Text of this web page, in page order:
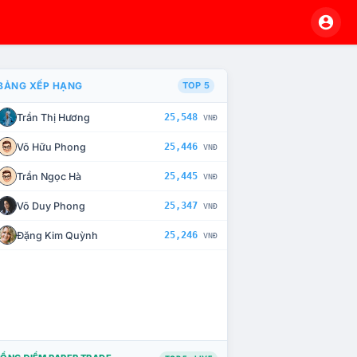
CHẾ TÀI XỬ LÝ VI PHẠM
XẾP HẠNG TOP 5
Trần Thị Hương 25,548 VNĐ
Võ Hữu Phong 25,446 VNĐ
Trần Ngọc Hà 25,445 VNĐ
Võ Duy Phong 25,347 VNĐ
Đặng Kim Quỳnh 25,246 VNĐ